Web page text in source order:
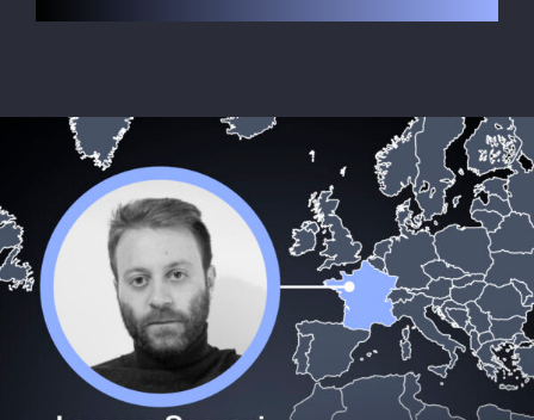
LOGEMENT
Inscription
Contact
SEARCH
FOR: